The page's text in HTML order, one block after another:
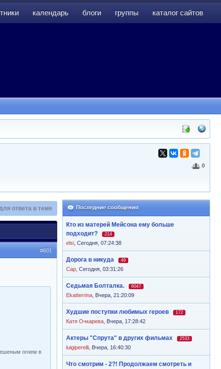
календарь блоги группы каталог сайтов
0
Последние сообщения
Кто из матерей Мейсона ему больше
подходит?
214
elsi Сегодня, 07:24:38
Дорога в никуда 49
Cap Сегодня, 03:31:26
Седьмая Болталка. 6047
Ekatterrina Вчера, 21:20:09
Худшие поступки любимых героев 172
Катя Очкарева Вчера, 17:28:42
Актеры "Спрута" в других фильмах 2533
luigiperelli Вчера, 16:40:30
Что смотрим - 2?! Продолжаем смотреть и
ответа в теме
#601
огнем в